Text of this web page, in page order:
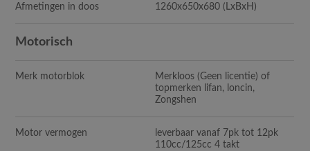
Afmetingen in doos 1260x650x680 (LxBxH)
Motorisch
Merk motorblok
Merkloos (Geen licentie) of
topmerken lifan, loncin,
Zongshen
Motor vermogen
leverbaar vanaf 7pk tot 12pk
110cc/125cc 4 takt